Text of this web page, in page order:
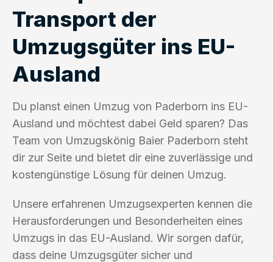
Transport der
Umzugsgüter ins EU-
Ausland
Du planst einen Umzug von Paderborn ins EU-
Ausland und möchtest dabei Geld sparen? Das
Team von Umzugskönig Baier Paderborn steht
dir zur Seite und bietet dir eine zuverlässige und
kostengünstige Lösung für deinen Umzug.
Unsere erfahrenen Umzugsexperten kennen die
Herausforderungen und Besonderheiten eines
Umzugs in das EU-Ausland. Wir sorgen dafür,
dass deine Umzugsgüter sicher und